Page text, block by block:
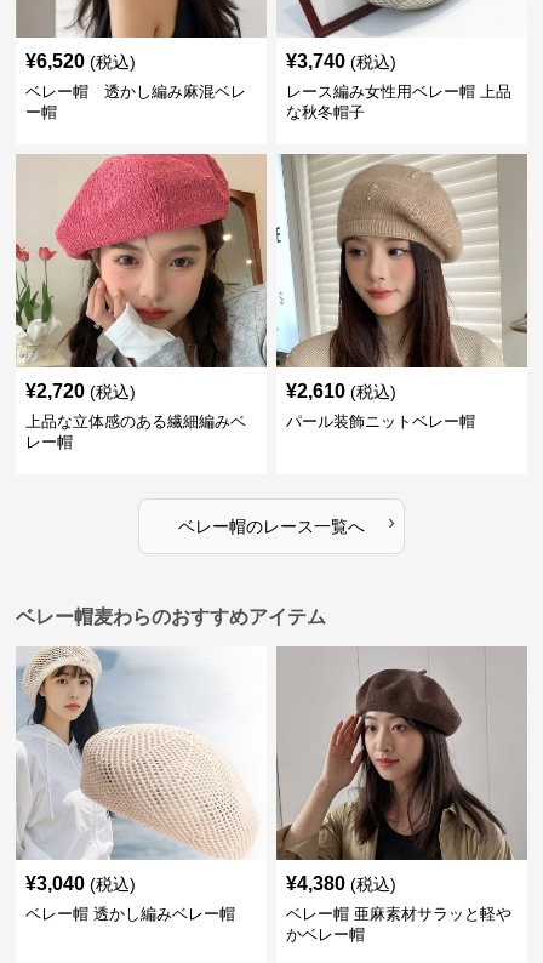
¥6,520 (税込)
ベレー帽 透かし編み麻混ベレ
ー帽
¥3,740 (税込)
レース編み女性用ベレー帽 上品
な秋冬帽子
¥2,720 (税込)
上品な立体感のある繊細編みベ
レー帽
¥2,610 (税込)
パール装飾ニットベレー帽
ベレー帽のレース一覧へ ›
ベレー帽麦わらのおすすめアイテム
¥3,040 (税込)
ベレー帽 透かし編みベレー帽
¥4,380 (税込)
ベレー帽 亜麻素材サラッと軽や
かベレー帽